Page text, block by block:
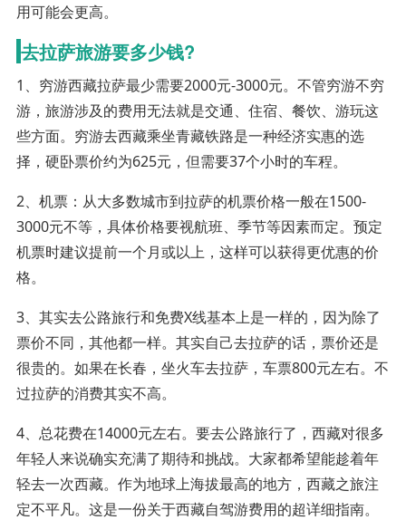
用可能会更高。
去拉萨旅游要多少钱?
1、穷游西藏拉萨最少需要2000元-3000元。不管穷游不穷
游，旅游涉及的费用无法就是交通、住宿、餐饮、游玩这
些方面。穷游去西藏乘坐青藏铁路是一种经济实惠的选
择，硬卧票价约为625元，但需要37个小时的车程。
2、机票：从大多数城市到拉萨的机票价格一般在1500-
3000元不等，具体价格要视航班、季节等因素而定。预定
机票时建议提前一个月或以上，这样可以获得更优惠的价
格。
3、其实去公路旅行和免费X线基本上是一样的，因为除了
票价不同，其他都一样。其实自己去拉萨的话，票价还是
很贵的。如果在长春，坐火车去拉萨，车票800元左右。不
过拉萨的消费其实不高。
4、总花费在14000元左右。要去公路旅行了，西藏对很多
年轻人来说确实充满了期待和挑战。大家都希望能趁着年
轻去一次西藏。作为地球上海拔最高的地方，西藏之旅注
定不平凡。这是一份关于西藏自驾游费用的超详细指南。